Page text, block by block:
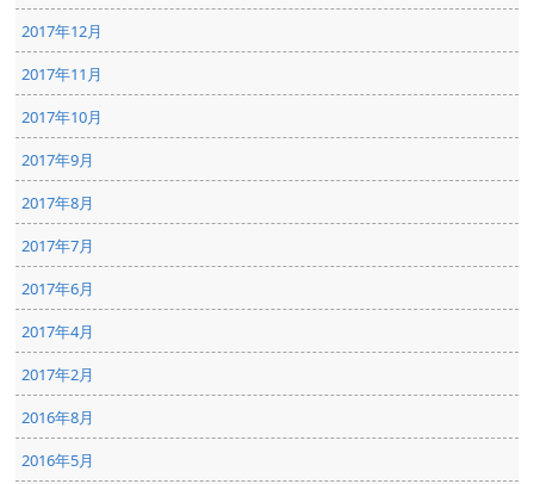
2017年12月
2017年11月
2017年10月
2017年9月
2017年8月
2017年7月
2017年6月
2017年4月
2017年2月
2016年8月
2016年5月